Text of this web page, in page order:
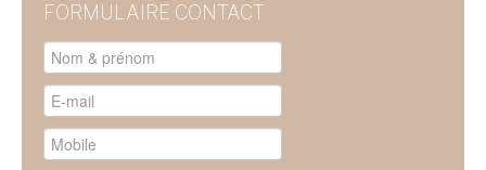
FORMULAIRE CONTACT